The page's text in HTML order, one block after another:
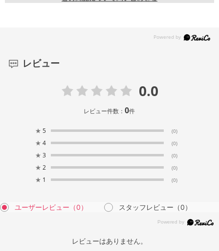
レビュー
0.0
レビュー件数：0件
★ 5 (0)
★ 4 (0)
★ 3 (0)
★ 2 (0)
★ 1 (0)
ユーザーレビュー （0） スタッフレビュー （0）
レビューはありません。